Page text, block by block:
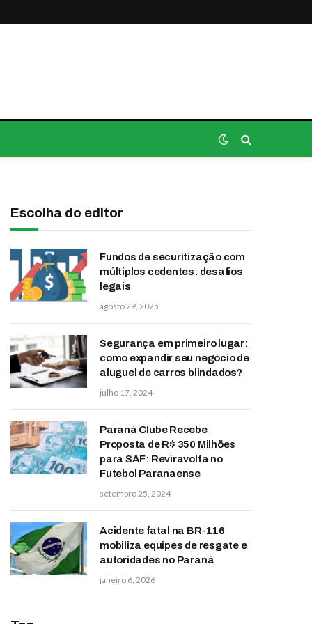
Escolha do editor
Fundos de securitização com
múltiplos cedentes: desafios
legais
agosto 29, 2025
Segurança em primeiro lugar:
como expandir seu negócio de
aluguel de carros blindados?
julho 17, 2024
Paraná Clube Recebe
Proposta de R$ 350 Milhões
para SAF: Reviravolta no
Futebol Paranaense
setembro 25, 2024
Acidente fatal na BR-116
mobiliza equipes de resgate e
autoridades no Paraná
janeiro 6, 2026